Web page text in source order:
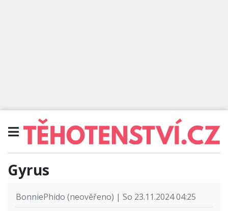
Gyrus
BonniePhido (neověřeno) | So 23.11.2024 04:25